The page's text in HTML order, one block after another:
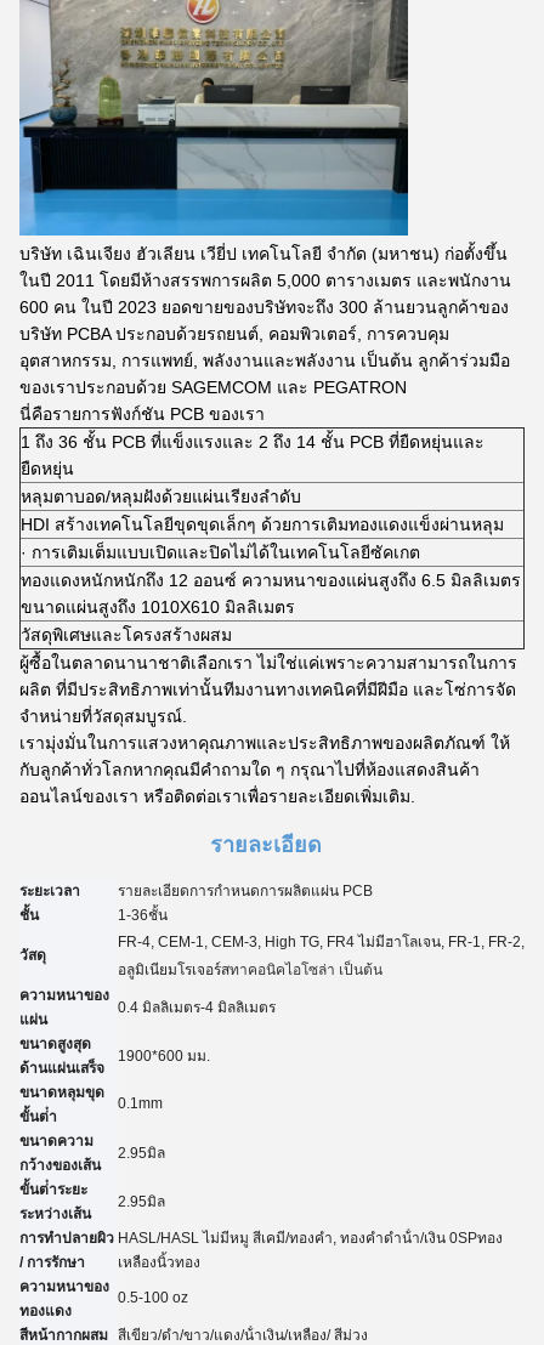
บริษัท เฉินเจียง ฮัวเลียน เวียี่ป เทคโนโลยี จํากัด (มหาชน) ก่อตั้งขึ้น
ในปี 2011 โดยมีห้างสรรพการผลิต 5,000 ตารางเมตร และพนักงาน
600 คน ในปี 2023 ยอดขายของบริษัทจะถึง 300 ล้านยวนลูกค้าของ
บริษัท PCBA ประกอบด้วยรถยนต์, คอมพิวเตอร์, การควบคุม
อุตสาหกรรม, การแพทย์, พลังงานและพลังงาน เป็นต้น ลูกค้าร่วมมือ
ของเราประกอบด้วย SAGEMCOM และ PEGATRON
นี่คือรายการฟังก์ชัน PCB ของเรา
1 ถึง 36 ชั้น PCB ที่แข็งแรงและ 2 ถึง 14 ชั้น PCB ที่ยืดหยุ่นและ
ยืดหยุ่น
หลุมตาบอด/หลุมฝังด้วยแผ่นเรียงลําดับ
HDI สร้างเทคโนโลยีขุดขุดเล็กๆ ด้วยการเติมทองแดงแข็งผ่านหลุม
· การเติมเต็มแบบเปิดและปิดไม่ได้ในเทคโนโลยีซัคเกต
ทองแดงหนักหนักถึง 12 ออนซ์ ความหนาของแผ่นสูงถึง 6.5 มิลลิเมตร
ขนาดแผ่นสูงถึง 1010X610 มิลลิเมตร
วัสดุพิเศษและโครงสร้างผสม
ผู้ซื้อในตลาดนานาชาติเลือกเรา ไม่ใช่แค่เพราะความสามารถในการ
ผลิต ที่มีประสิทธิภาพเท่านั้นทีมงานทางเทคนิคที่มีฝีมือ และโซ่การจัด
จําหน่ายที่วัสดุสมบูรณ์.
เรามุ่งมั่นในการแสวงหาคุณภาพและประสิทธิภาพของผลิตภัณฑ์ ให้
กับลูกค้าทั่วโลกหากคุณมีคําถามใด ๆ กรุณาไปที่ห้องแสดงสินค้า
ออนไลน์ของเรา หรือติดต่อเราเพื่อรายละเอียดเพิ่มเติม.
รายละเอียด
ระยะเวลา
รายละเอียดการกําหนดการผลิตแผ่น PCB
ชั้น
1-36ชั้น
วัสดุ
FR-4, CEM-1, CEM-3, High TG, FR4 ไม่มีฮาโลเจน, FR-1, FR-2,
อลูมิเนียมโรเจอร์สทาคอนิคไอโซล่า เป็นต้น
ความหนาของ
แผ่น
0.4 มิลลิเมตร-4 มิลลิเมตร
ขนาดสูงสุด
ด้านแผ่นเสร็จ
1900*600 มม.
ขนาดหลุมขุด
ขั้นต่ํา
0. 1 mm
ขนาดความ
กว้างของเส้น
2.95มิล
ขั้นต่ําระยะ
ระหว่างเส้น
2.95มิล
การทําปลายผิว
/ การรักษา
HASL/HASL ไม่มีหมู สีเคมี/ทองคํา, ทองคําดําน้ํา/เงิน 0SPทอง
เหลืองนิ้วทอง
ความหนาของ
ทองแดง
0.5-100 oz
สีหน้ากากผสม สีเขียว/ดํา/ขาว/แดง/น้ําเงิน/เหลือง/ สีม่วง